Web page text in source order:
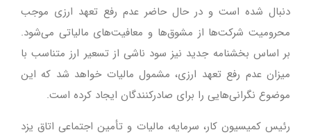
دنبال شده است و در حال حاضر عدم رفع تعهد ارزی موجب
محرومیت شرکت‌ها از مشوق‌ها و معافیت‌های مالیاتی می‌شود.
بر اساس بخشنامه جدید نیز سود ناشی از تسعیر ارز متناسب با
میزان عدم رفع تعهد ارزی، مشمول مالیات خواهد شد که این
موضوع نگرانی‌هایی را برای صادرکنندگان ایجاد کرده است.
رئیس کمیسیون کار، سرمایه، مالیات و تأمین اجتماعی اتاق یزد